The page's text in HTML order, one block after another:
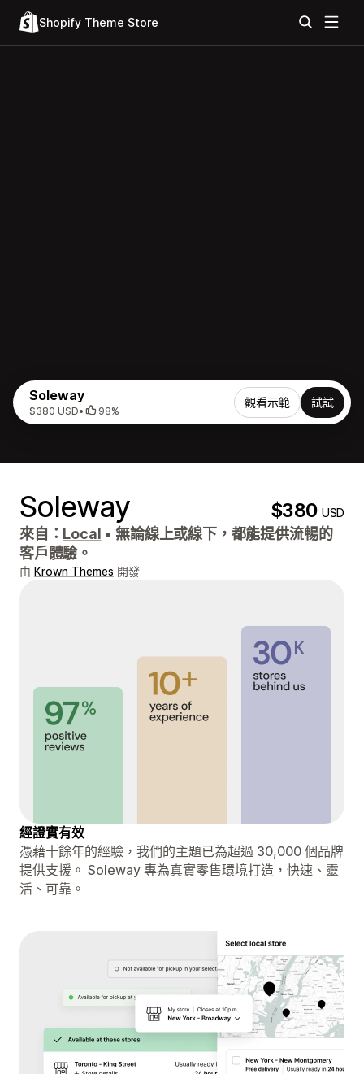
Shopify Theme Store
Soleway
$380 USD• 98%
觀看示範 試試
Soleway $380USD
來自： Local • 無論線上或線下，都能提供流暢的
客戶體驗。
由 Krown Themes 開發
經證實有效
憑藉十餘年的經驗，我們的主題已為超過 30,000 個品牌
提供支援。 Soleway 專為真實零售環境打造，快速、靈
活、可靠。